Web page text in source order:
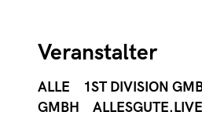
Veranstalter
ALLE 1ST DIVISION
GMBH